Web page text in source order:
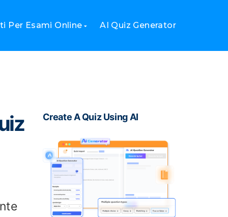
Per Esami Online AI Quiz Generator
Create A Quiz Using AI